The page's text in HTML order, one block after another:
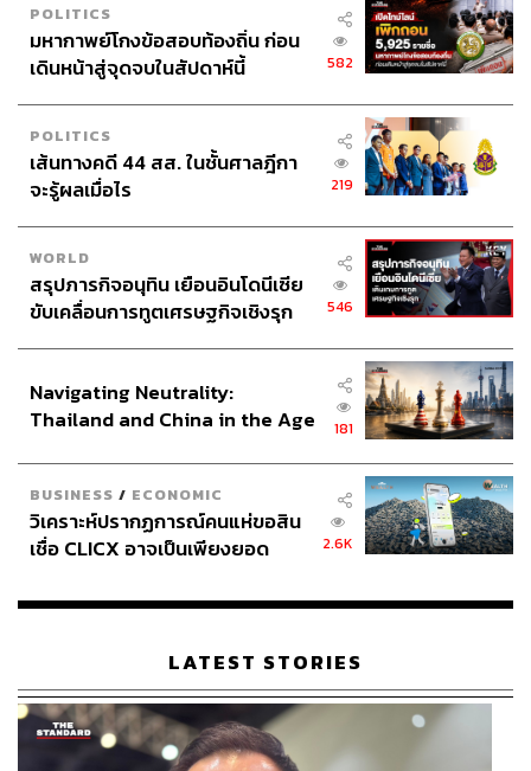
POLITICS
มหากาพย์โกงข้อสอบท้องถิ่น ก่อน
เดินหน้าสู่จุดจบในสัปดาห์นี้
582
POLITICS
เส้นทางคดี 44 สส. ในชั้นศาลฎีกา
จะรู้ผลเมื่อไร
219
WORLD
สรุปภารกิจอนุทิน เยือนอินโดนีเซีย
ขับเคลื่อนการทูตเศรษฐกิจเชิงรุก
546
Navigating Neutrality:
Thailand and China in the Age
181
BUSINESS / ECONOMIC
วิเคราะห์ปรากฏการณ์คนแห่ขอสิน
เชื่อ CLICX อาจเป็นเพียงยอด
เรือนไทยที่ถูกซุกไว้
2.6K
LATEST STORIES